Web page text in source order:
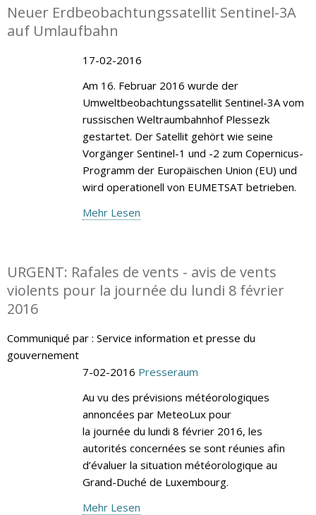
Neuer Erdbeobachtungssatellit Sentinel-3A
auf Umlaufbahn
17-02-2016
Am 16. Februar 2016 wurde der
Umweltbeobachtungssatellit Sentinel-3A vom
russischen Weltraumbahnhof Plessezk
gestartet. Der Satellit gehört wie seine
Vorgänger Sentinel-1 und -2 zum Copernicus-
Programm der Europäischen Union (EU) und
wird operationell von EUMETSAT betrieben.
Mehr Lesen
URGENT: Rafales de vents - avis de vents
violents pour la journée du lundi 8 février
2016
Communiqué par : Service information et presse du
gouvernement
7-02-2016 Presseraum
Au vu des prévisions météorologiques
annoncées par MeteoLux pour
la journée du lundi 8 février 2016, les
autorités concernées se sont réunies afin
d’évaluer la situation météorologique au
Grand-Duché de Luxembourg.
Mehr Lesen